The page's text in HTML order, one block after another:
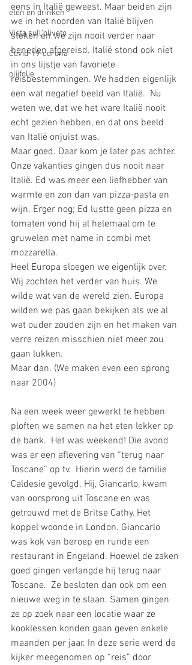
eten en drinken
Vista sull'oliveto
Covid-19-corona
olijfolie
eens in Italië geweest. Maar beiden zijn
we in het noorden van Italië blijven
steken en we zijn nooit verder naar
beneden afgereisd. Italië stond ook niet
in ons lijstje van favoriete
reisbestemmingen. We hadden eigenlijk
een wat negatief beeld van Italië.  Nu
weten we, dat we het ware Italië nooit
echt gezien hebben, en dat ons beeld
van Italië onjuist was.
Maar goed. Daar kom je later pas achter.
Onze vakanties gingen dus nooit naar
Italië. Ed was meer een liefhebber van
warmte en zon dan van pizza-pasta en
wijn. Erger nog; Ed lustte geen pizza en
tomaten vond hij al helemaal om te
gruwelen met name in combi met
mozzarella.
Heel Europa sloegen we eigenlijk over.
Wij zochten het verder van huis. We
wilde wat van de wereld zien. Europa
wilden we pas gaan bekijken als we al
wat ouder zouden zijn en het maken van
verre reizen misschien niet meer zou
gaan lukken.
Maar dan. (We maken even een sprong
naar 2004)
Na een week weer gewerkt te hebben
ploften we samen na het eten lekker op
de bank.  Het was weekend! Die avond
was er een aflevering van “terug naar
Toscane” op tv.  Hierin werd de familie
Caldesie gevolgd. Hij, Giancarlo, kwam
van oorsprong uit Toscane en was
getrouwd met de Britse Cathy. Het
koppel woonde in London. Giancarlo
was kok van beroep en runde een
restaurant in Engeland. Hoewel de zaken
goed gingen verlangde hij terug naar
Toscane.  Ze besloten dan ook om een
nieuwe weg in te slaan. Samen gingen
ze op zoek naar een locatie waar ze
kooklessen konden gaan geven enkele
maanden per jaar. In deze serie werd de
kijker meegenomen op “reis” door